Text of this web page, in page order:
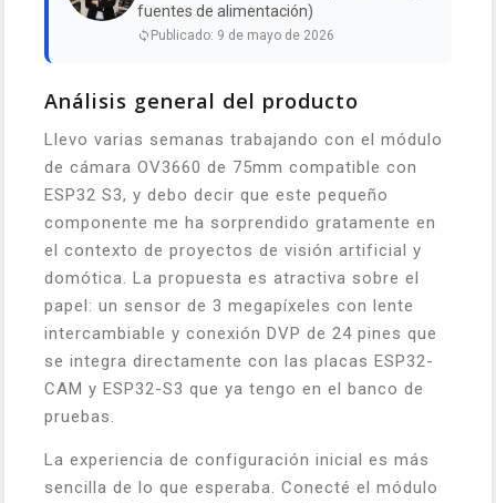
fuentes de alimentación)
Publicado: 9 de mayo de 2026
Análisis general del producto
Llevo varias semanas trabajando con el módulo
de cámara OV3660 de 75mm compatible con
ESP32 S3, y debo decir que este pequeño
componente me ha sorprendido gratamente en
el contexto de proyectos de visión artificial y
domótica. La propuesta es atractiva sobre el
papel: un sensor de 3 megapíxeles con lente
intercambiable y conexión DVP de 24 pines que
se integra directamente con las placas ESP32-
CAM y ESP32-S3 que ya tengo en el banco de
pruebas.
La experiencia de configuración inicial es más
sencilla de lo que esperaba. Conecté el módulo